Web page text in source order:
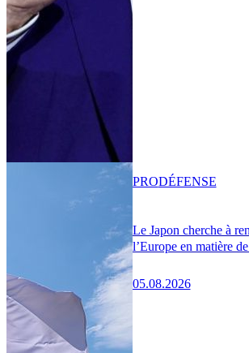
Le Japon cherche à
l’Europe en matière
05.08.2026
PRODÉFENSE